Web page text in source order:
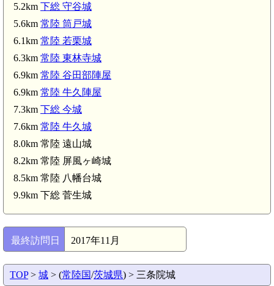
下総 高井城(5.0km)
5.2km 下総 守谷城
5.6km 常陸 筒戸城
6.1km 常陸 若栗城
6.3km 常陸 東林寺城
6.9km 常陸 谷田部陣屋
6.9km 常陸 牛久陣屋
7.3km 下総 今城
7.6km 常陸 牛久城
8.0km 常陸 遠山城
8.2km 常陸 屏風ヶ崎城
8.5km 常陸 八幡台城
9.9km 下総 菅生城
最終訪問日 2017年11月
TOP> 城 > (常陸国/茨城県) > 三条院城